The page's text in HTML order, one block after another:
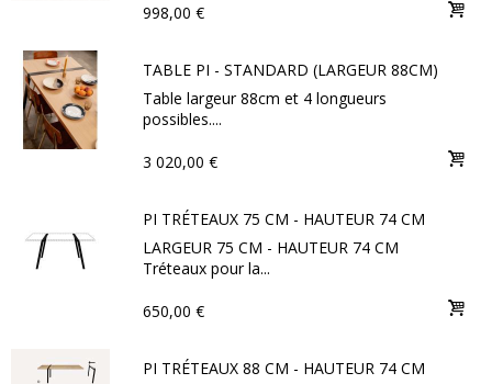
998,00 €
TABLE PI - STANDARD (LARGEUR 88CM)
Table largeur 88cm et 4 longueurs
possibles....
3 020,00 €
PI TRÉTEAUX 75 CM - HAUTEUR 74 CM
LARGEUR 75 CM - HAUTEUR 74 CM
Tréteaux pour la...
650,00 €
PI TRÉTEAUX 88 CM - HAUTEUR 74 CM